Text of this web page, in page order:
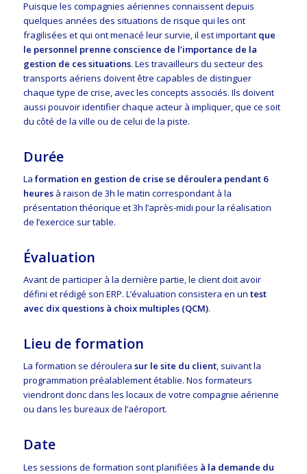
Puisque les compagnies aériennes connaissent depuis
quelques années des situations de risque qui les ont
fragilisées et qui ont menacé leur survie, il est important que
le personnel prenne conscience de l’importance de la
gestion de ces situations. Les travailleurs du secteur des
transports aériens doivent être capables de distinguer
chaque type de crise, avec les concepts associés. Ils doivent
aussi pouvoir identifier chaque acteur à impliquer, que ce soit
du côté de la ville ou de celui de la piste.
Durée
La formation en gestion de crise se déroulera pendant 6
heuresà raison de 3h le matin correspondant à la
présentation théorique et 3h l’après-midi pour la réalisation
de l’exercice sur table.
Évaluation
Avant de participer à la dernière partie, le client doit avoir
défini et rédigé son ERP. L’évaluation consistera en un test
avec dix questions à choix multiples (QCM).
Lieu de formation
La formation se déroulera sur le site du client, suivant la
programmation préalablement établie. Nos formateurs
viendront donc dans les locaux de votre compagnie aérienne
ou dans les bureaux de l’aéroport.
Date
Les sessions de formation sont planifiées à la demande du